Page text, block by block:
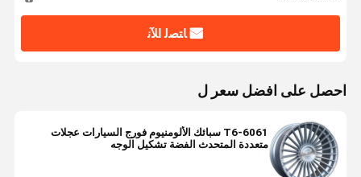
ﺎﺘﺼﻟ ﺍﻶﻧ
احصل على افضل سعر ل
6061-T6 سبائك الألومنيوم فورج السيارات عجلات
متعددة المتحدث الفضة تشكيل الوجه